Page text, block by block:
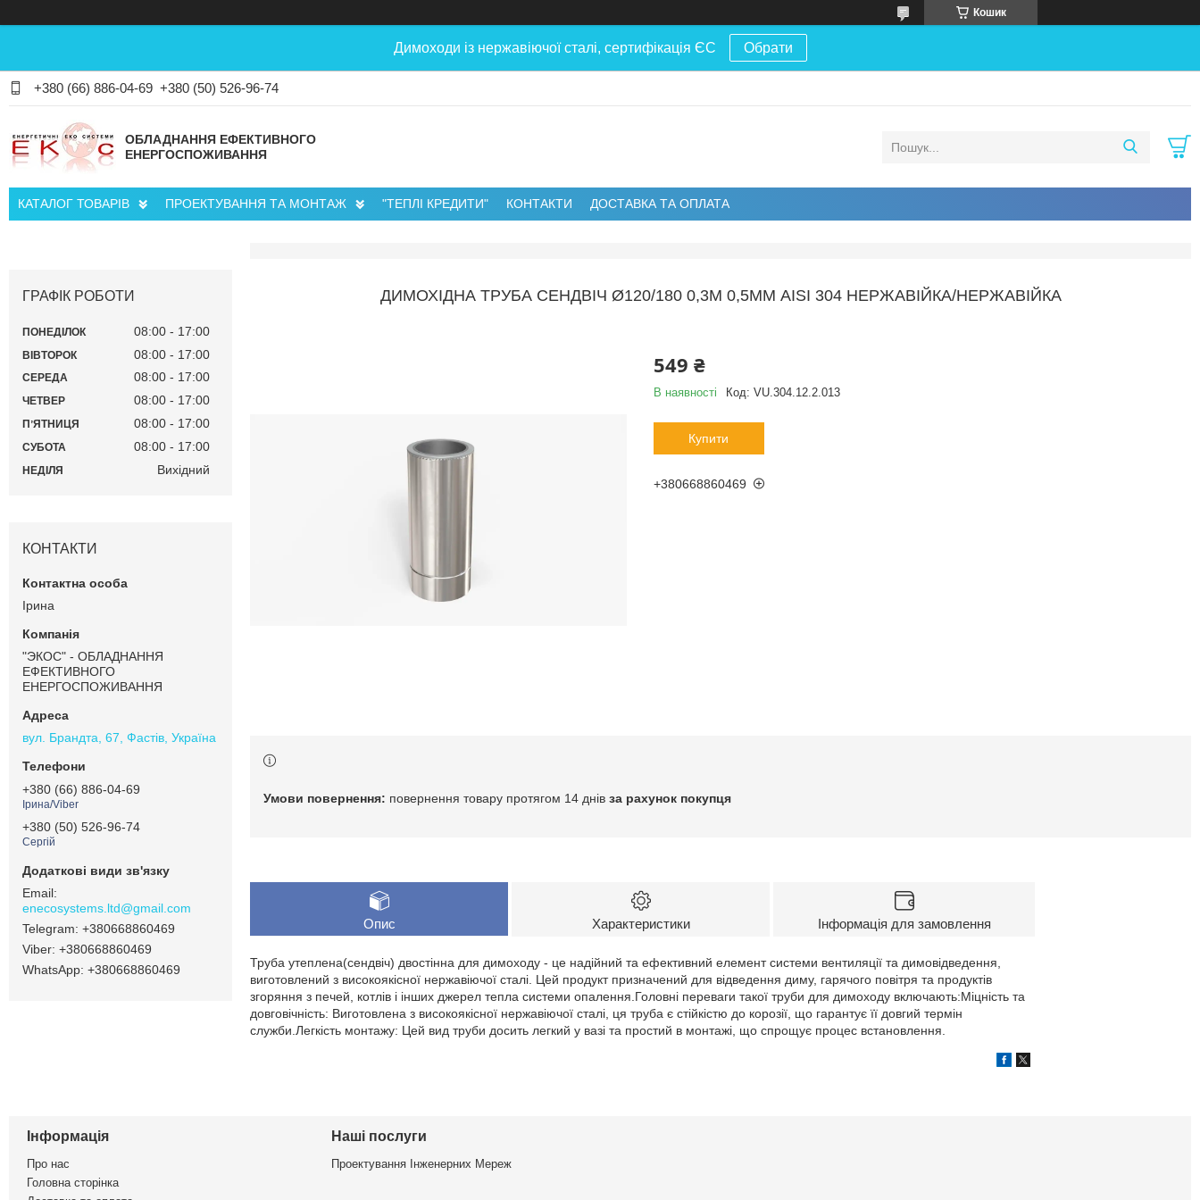
Кошик
Димоходи із нержавіючої сталі, сертифікація ЄС Обрати
+380 (66) 886-04-69 +380 (50) 526-96-74
ОБЛАДНАННЯ ЕФЕКТИВНОГО
ЕНЕРГОСПОЖИВАННЯ
КАТАЛОГ ТОВАРІВ ПРОЕКТУВАННЯ ТА МОНТАЖ "ТЕПЛІ КРЕДИТИ" КОНТАКТИ ДОСТАВКА ТА ОПЛАТА
ДИМОХІДНА ТРУБА СЕНДВІЧ Ø120/180 0,3М 0,5ММ AISI 304 НЕРЖАВІЙКА/НЕРЖАВІЙКА
549 ₴
В наявності Код: VU.304.12.2.013
Купити
+380668860469
повернення товару протягом 14 днів за рахунок покупця
Опис Характеристики Інформація для замовлення
Труба утеплена(сендвіч) двостінна для димоходу - це надійний та ефективний елемент системи вентиляції та димовідведення,
виготовлений з високоякісної нержавіючої сталі. Цей продукт призначений для відведення диму, гарячого повітря та продуктів
згоряння з печей, котлів і інших джерел тепла системи опалення.Головні переваги такої труби для димоходу включають:Міцність та
довговічність: Виготовлена з високоякісної нержавіючої сталі, ця труба є стійкістю до корозії, що гарантує її довгий термін
служби.Легкість монтажу: Цей вид труби досить легкий у вазі та простий в монтажі, що спрощує процес встановлення.
ГРАФІК РОБОТИ
ПОНЕДІЛОК 08:00 17:00
ВІВТОРОК 08:00 17:00
СЕРЕДА 08:00 17:00
ЧЕТВЕР 08:00 17:00
ПʼЯТНИЦЯ 08:00 17:00
СУБОТА 08:00 17:00
НЕДІЛЯ Вихідний
КОНТАКТИ
Ірина
"ЭКОС" - ОБЛАДНАННЯ
ЕФЕКТИВНОГО
ЕНЕРГОСПОЖИВАННЯ
вул. Брандта, 67, Фастів, Україна
+380 (66) 886-04-69
Ірина/Viber
+380 (50) 526-96-74
Сергій
enecosystems.ltd@gmail.com
+380668860469
+380668860469
+380668860469
Інформація
Про нас
Головна сторінка
Наші послуги
Проектування Інженерних Мереж